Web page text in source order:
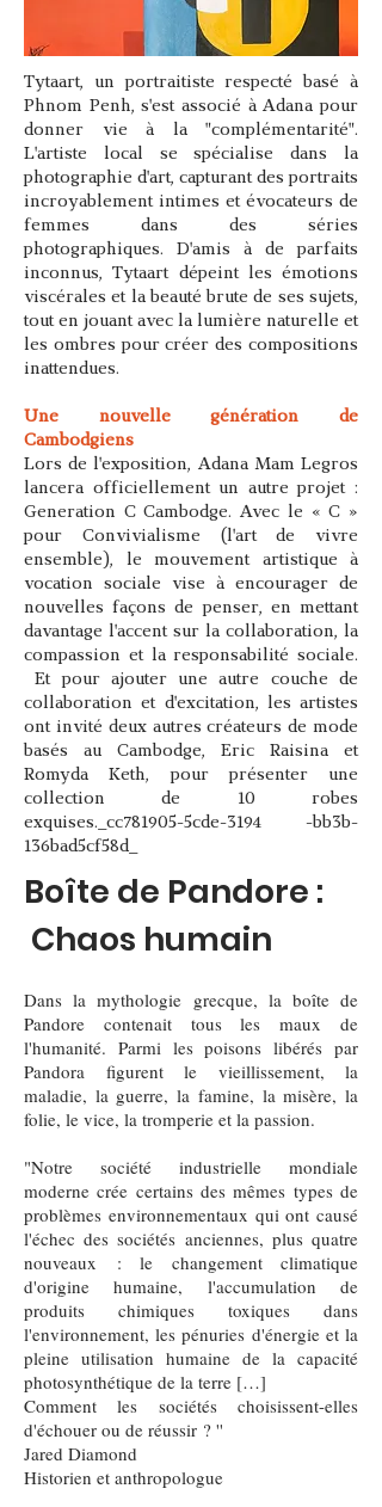
Tytaart, un portraitiste respecté basé à
Phnom Penh, s'est associé à Adana pour
donner vie à la "complémentarité".
L'artiste local se spécialise dans la
photographie d'art, capturant des portraits
incroyablement intimes et évocateurs de
femmes dans des séries
photographiques. D'amis à de parfaits
inconnus, Tytaart dépeint les émotions
viscérales et la beauté brute de ses sujets,
tout en jouant avec la lumière naturelle et
les ombres pour créer des compositions
inattendues.
Une nouvelle génération de
Cambodgiens
Lors de l'exposition, Adana Mam Legros
lancera officiellement un autre projet :
Generation C Cambodge. Avec le « C »
pour Convivialisme (l'art de vivre
ensemble), le mouvement artistique à
vocation sociale vise à encourager de
nouvelles façons de penser, en mettant
davantage l'accent sur la collaboration, la
compassion et la responsabilité sociale.
Et pour ajouter une autre couche de
collaboration et d'excitation, les artistes
ont invité deux autres créateurs de mode
basés au Cambodge, Eric Raisina et
Romyda Keth, pour présenter une
collection de 10 robes
exquises._cc781905-5cde-3194 -bb3b-
136bad5cf58d_
Boîte de Pandore :
Chaos humain
Dans la mythologie grecque, la boîte de
Pandore contenait tous les maux de
l'humanité. Parmi les poisons libérés par
Pandora figurent le vieillissement, la
maladie, la guerre, la famine, la misère, la
folie, le vice, la tromperie et la passion.
"Notre société industrielle mondiale
moderne crée certains des mêmes types de
problèmes environnementaux qui ont causé
l'échec des sociétés anciennes, plus quatre
nouveaux : le changement climatique
d'origine humaine, l'accumulation de
produits chimiques toxiques dans
l'environnement, les pénuries d'énergie et la
pleine utilisation humaine de la capacité
photosynthétique de la terre […]
Comment les sociétés choisissent-elles
d'échouer ou de réussir ? ''
Jared Diamond
Historien et anthropologue